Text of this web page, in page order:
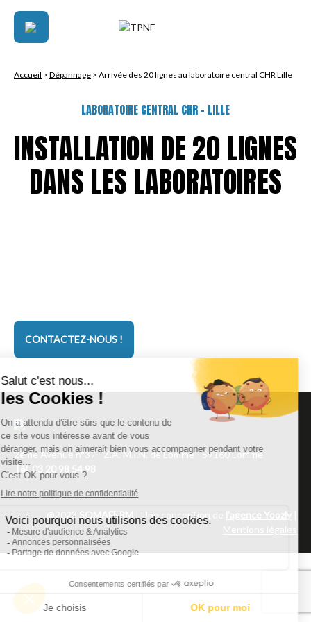
Accueil > Dépannage > Arrivée des 20 lignes au laboratoire central CHR Lille
LABORATOIRE CENTRAL CHR – LILLE
INSTALLATION DE 20 LIGNES
DANS LES LABORATOIRES
CONTACTEZ-NOUS !
2ème Avenue n°37 - Z.A. M.I.N. de Lomme - 59160 Lomme
Tél.03 20 98 54 98
@2023 SOMAFERM | Une conception de